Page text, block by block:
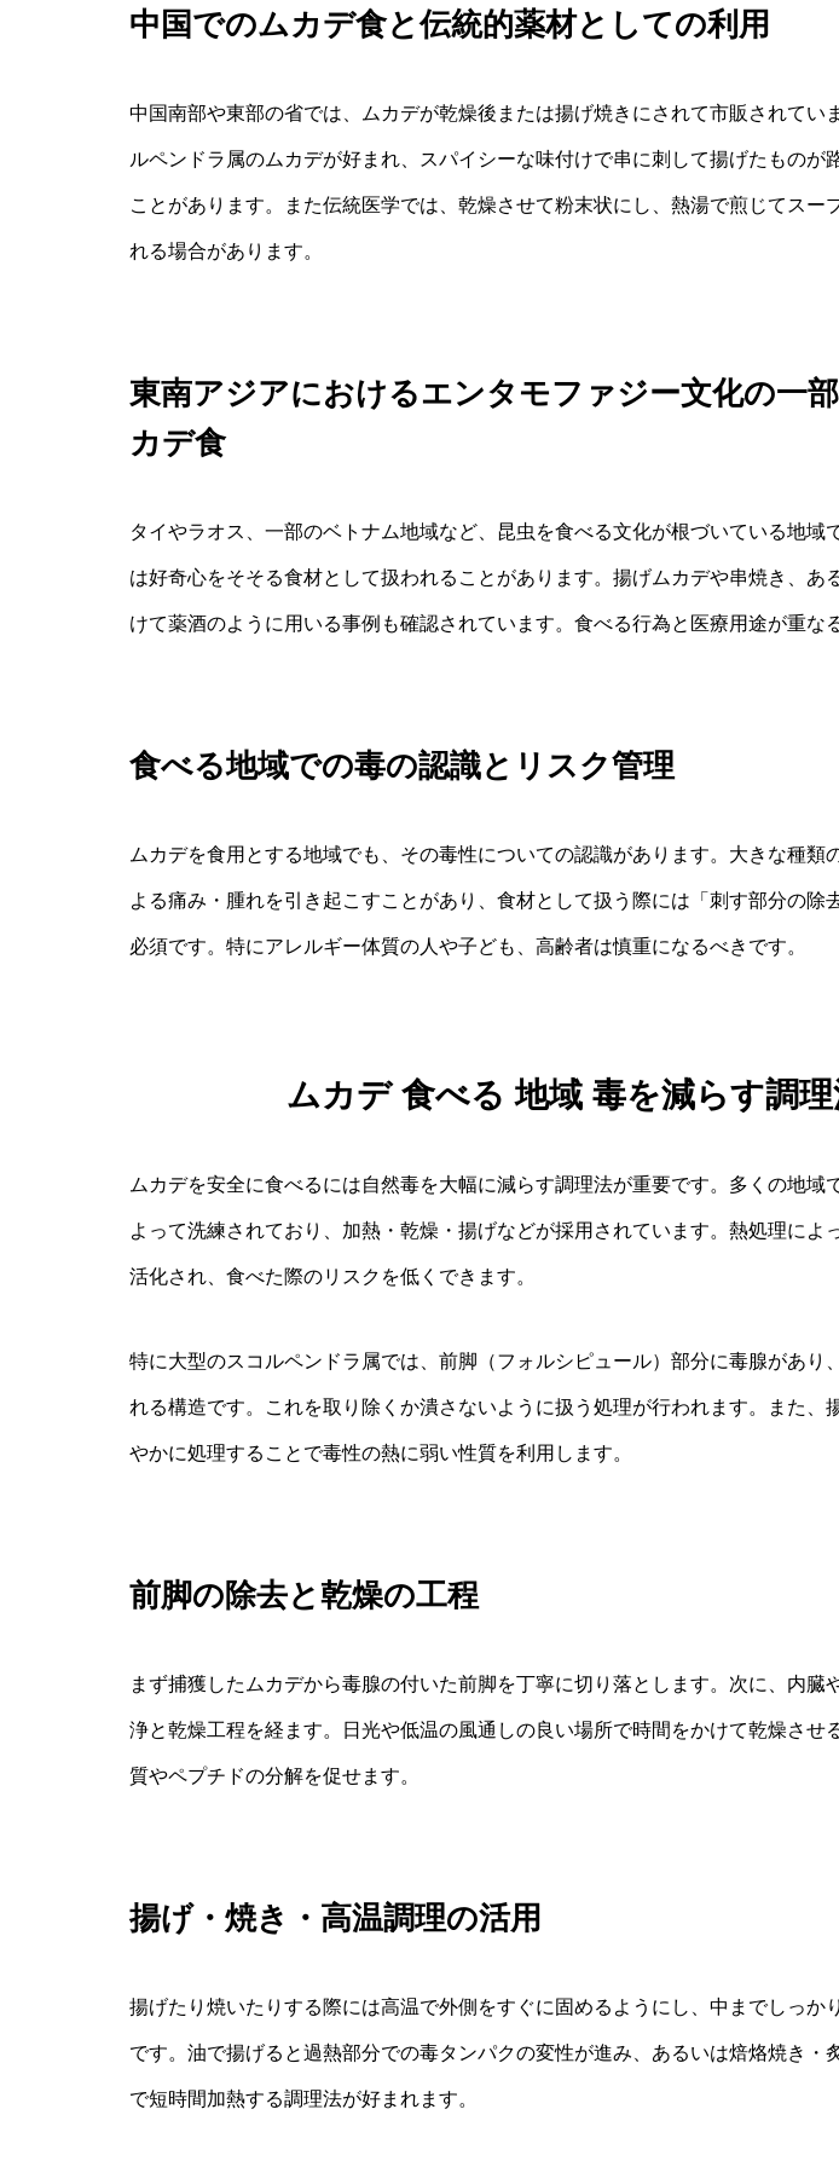
中国でのムカデ食と伝統的薬材としての利用
中国南部や東部の省では、ムカデが乾燥後または揚げ焼きにされて市販されてい
ルペンドラ属のムカデが好まれ、スパイシーな味付けで串に刺して揚げたものが
ことがあります。また伝統医学では、乾燥させて粉末状にし、熱湯で煎じてスー
れる場合があります。
東南アジアにおけるエンタモファジー文化の一
カデ食
タイやラオス、一部のベトナム地域など、昆虫を食べる文化が根づいている地域
は好奇心をそそる食材として扱われることがあります。揚げムカデや串焼き、あ
けて薬酒のように用いる事例も確認されています。食べる行為と医療用途が重な
食べる地域での毒の認識とリスク管理
ムカデを食用とする地域でも、その毒性についての認識があります。大きな種類
よる痛み・腫れを引き起こすことがあり、食材として扱う際には「刺す部分の除
必須です。特にアレルギー体質の人や子ども、高齢者は慎重になるべきです。
ムカデ 食べる 地域 毒を減らす調
ムカデを安全に食べるには自然毒を大幅に減らす調理法が重要です。多くの地域
よって洗練されており、加熱・乾燥・揚げなどが採用されています。熱処理によ
活化され、食べた際のリスクを低くできます。
特に大型のスコルペンドラ属では、前脚（フォルシピュール）部分に毒腺があり
れる構造です。これを取り除くか潰さないように扱う処理が行われます。また、
やかに処理することで毒性の熱に弱い性質を利用します。
前脚の除去と乾燥の工程
まず捕獲したムカデから毒腺の付いた前脚を丁寧に切り落とします。次に、内臓
浄と乾燥工程を経ます。日光や低温の風通しの良い場所で時間をかけて乾燥させ
質やペプチドの分解を促せます。
揚げ・焼き・高温調理の活用
揚げたり焼いたりする際には高温で外側をすぐに固めるようにし、中までしっか
です。油で揚げると過熱部分での毒タンパクの変性が進み、あるいは焙烙焼き・
で短時間加熱する調理法が好まれます。